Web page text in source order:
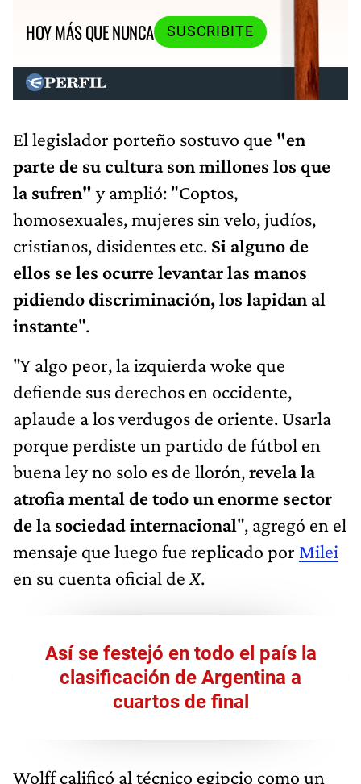
HOY MÁS QUE NUNCA
SUSCRIBITE
El legislador porteño sostuvo que "en
parte de su cultura son millones los que
la sufren" y amplió: "Coptos,
homosexuales, mujeres sin velo, judíos,
cristianos, disidentes etc. Si alguno de
ellos se les ocurre levantar las manos
pidiendo discriminación, los lapidan al
instante".
"Y algo peor, la izquierda woke que
defiende sus derechos en occidente,
aplaude a los verdugos de oriente. Usarla
porque perdiste un partido de fútbol en
buena ley no solo es de llorón,revela la
atrofia mental de todo un enorme sector
de la sociedad internacional", agregó en el
mensaje que luego fue replicado por Milei
en su cuenta oficial de X.
Así se festejó en todo el país la
clasificación de Argentina a
cuartos de final
Wolff calificó al técnico egipcio como un